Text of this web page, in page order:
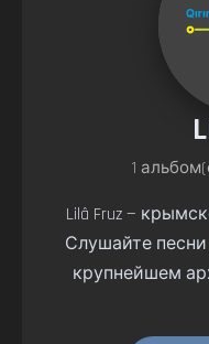
1
Lilâ Fruz —
Слушайте песни
крупнейшем